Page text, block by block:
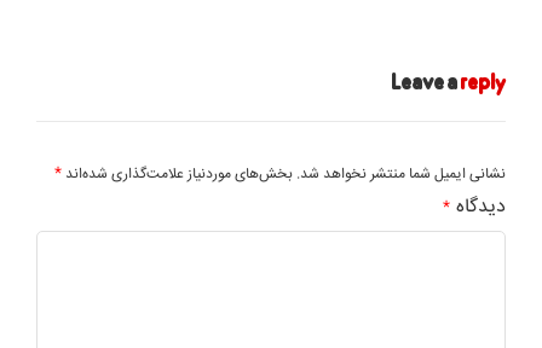
Leave areply
نشانی ایمیل شما منتشر نخواهد شد. بخش‌های موردنیاز علامت‌گذاری شده‌اند *
دیدگاه *